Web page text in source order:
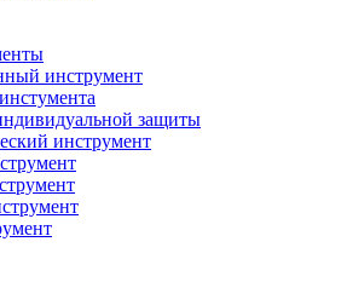
инструмент
защиты
инструмент